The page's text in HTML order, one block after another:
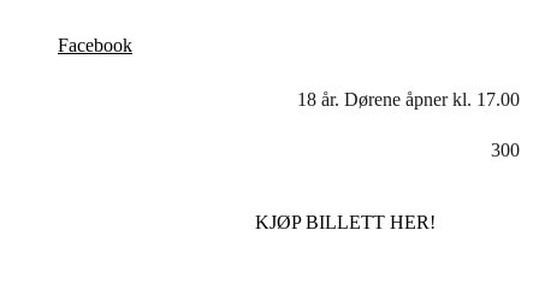
Facebook
18 år. Dørene åpner kl. 17.00
300
KJØP BILLETT HER!